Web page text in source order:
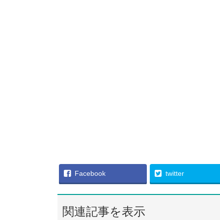
Facebook twitter
関連記事を表示